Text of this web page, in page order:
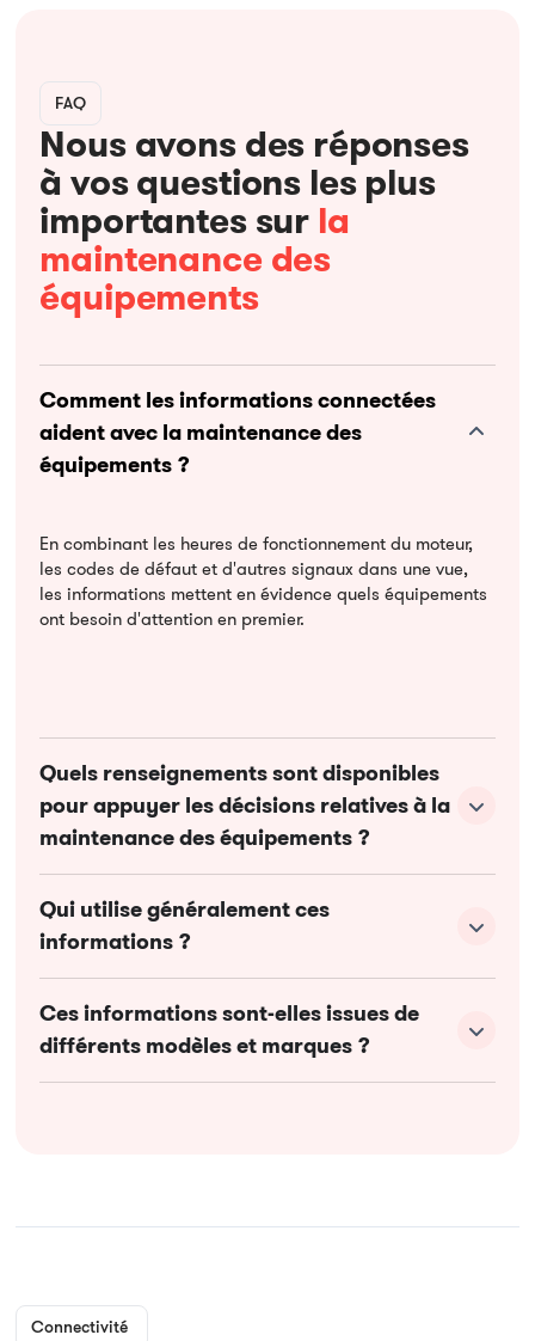
FAQ
Nous avons des réponses
à vos questions les plus
importantes sur la
maintenance des
équipements
Comment les informations connectées
aident avec la maintenance des
équipements ?
En combinant les heures de fonctionnement du moteur,
les codes de défaut et d'autres signaux dans une vue,
les informations mettent en évidence quels équipements
ont besoin d'attention en premier.
Quels renseignements sont disponibles
pour appuyer les décisions relatives à la
maintenance des équipements ?
Qui utilise généralement ces
informations ?
Ces informations sont-elles issues de
différents modèles et marques ?
Connectivité